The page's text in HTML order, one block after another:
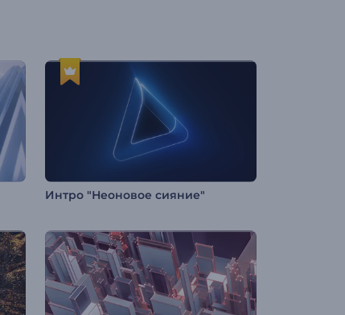
Интро "Неоновое сияние"